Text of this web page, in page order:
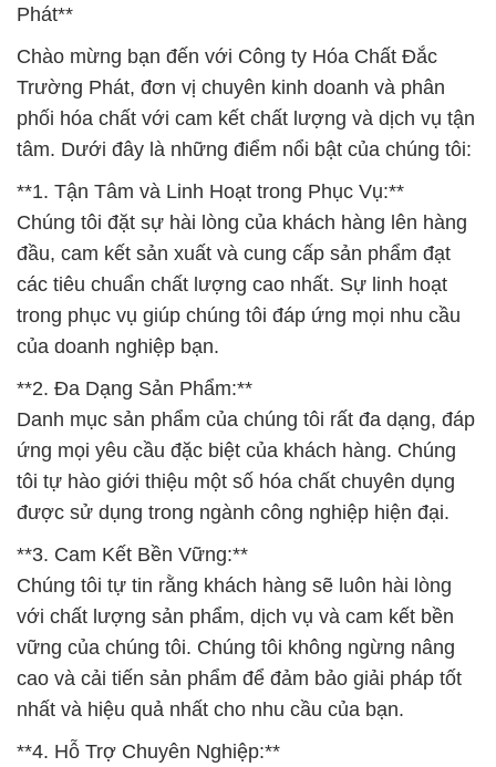
Phát**
Chào mừng bạn đến với Công ty Hóa Chất Đắc
Trường Phát, đơn vị chuyên kinh doanh và phân
phối hóa chất với cam kết chất lượng và dịch vụ tận
tâm. Dưới đây là những điểm nổi bật của chúng tôi:
**1. Tận Tâm và Linh Hoạt trong Phục Vụ:**
Chúng tôi đặt sự hài lòng của khách hàng lên hàng
đầu, cam kết sản xuất và cung cấp sản phẩm đạt
các tiêu chuẩn chất lượng cao nhất. Sự linh hoạt
trong phục vụ giúp chúng tôi đáp ứng mọi nhu cầu
của doanh nghiệp bạn.
**2. Đa Dạng Sản Phẩm:**
Danh mục sản phẩm của chúng tôi rất đa dạng, đáp
ứng mọi yêu cầu đặc biệt của khách hàng. Chúng
tôi tự hào giới thiệu một số hóa chất chuyên dụng
được sử dụng trong ngành công nghiệp hiện đại.
**3. Cam Kết Bền Vững:**
Chúng tôi tự tin rằng khách hàng sẽ luôn hài lòng
với chất lượng sản phẩm, dịch vụ và cam kết bền
vững của chúng tôi. Chúng tôi không ngừng nâng
cao và cải tiến sản phẩm để đảm bảo giải pháp tốt
nhất và hiệu quả nhất cho nhu cầu của bạn.
**4. Hỗ Trợ Chuyên Nghiệp:**